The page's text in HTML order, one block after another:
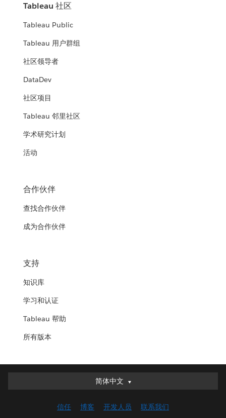
Tableau 社区
Tableau Public
Tableau 用户群组
社区领导者
DataDev
社区项目
Tableau 邻里社区
学术研究计划
活动
合作伙伴
查找合作伙伴
成为合作伙伴
支持
知识库
学习和认证
Tableau 帮助
所有版本
简体中文
简体中文
English (UK)
信任 博客 开发人员 联系我们